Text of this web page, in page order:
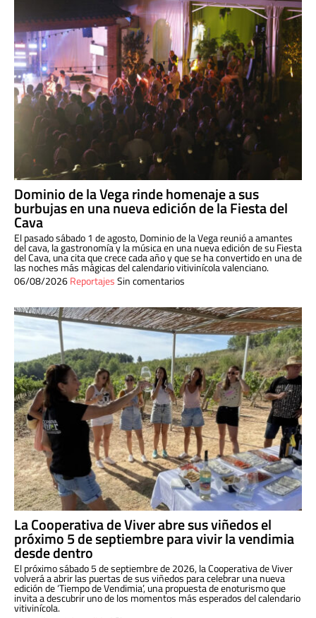
Dominio de la Vega rinde homenaje a sus
burbujas en una nueva edición de la Fiesta del
Cava
El pasado sábado 1 de agosto, Dominio de la Vega reunió a amantes
del cava, la gastronomía y la música en una nueva edición de su Fiesta
del Cava, una cita que crece cada año y que se ha convertido en una de
las noches más mágicas del calendario vitivinícola valenciano.
06/08/2026ReportajesSin comentarios
La Cooperativa de Viver abre sus viñedos el
próximo 5 de septiembre para vivir la vendimia
desde dentro
El próximo sábado 5 de septiembre de 2026, la Cooperativa de Viver
volverá a abrir las puertas de sus viñedos para celebrar una nueva
edición de ‘Tiempo de Vendimia’, una propuesta de enoturismo que
invita a descubrir uno de los momentos más esperados del calendario
vitivinícola.